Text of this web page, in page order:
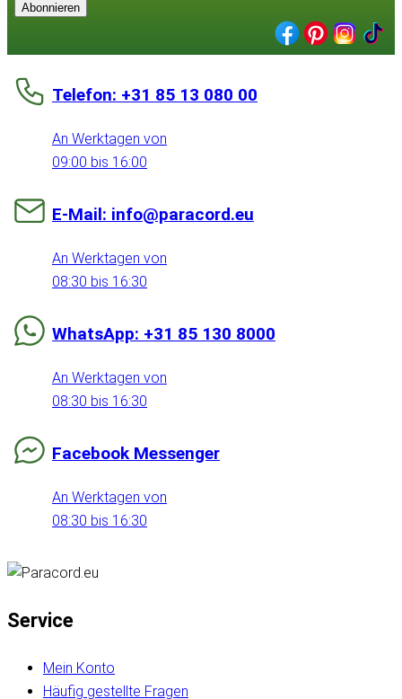
Abonnieren
Telefon: +31 85 13 080 00
An Werktagen von
09:00 bis 16:00
E-Mail: info@paracord.eu
An Werktagen von
08:30 bis 16:30
WhatsApp: +31 85 130 8000
An Werktagen von
08:30 bis 16:30
Facebook Messenger
An Werktagen von
08:30 bis 16:30
Service
Mein Konto
Häufig gestellte Fragen